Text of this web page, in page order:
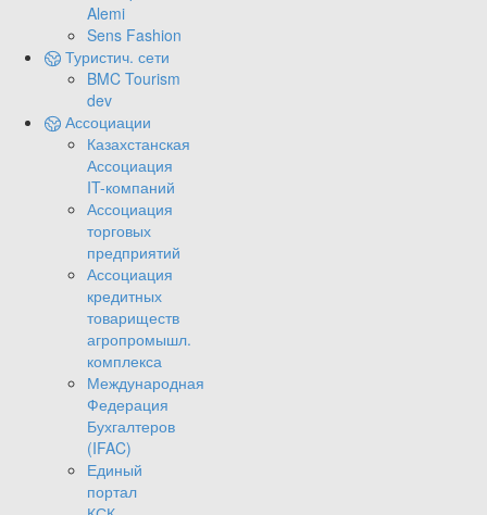
Alemi
Sens Fashion
Туристич. сети
BMC Tourism
dev
Ассоциации
Казахстанская
Ассоциация
IT-компаний
Ассоциация
торговых
предприятий
Ассоциация
кредитных
товариществ
агропромышл.
комплекса
Международная
Федерация
Бухгалтеров
(IFAC)
Единый
портал